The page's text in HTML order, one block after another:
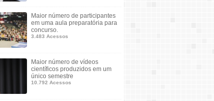
Maior número de participantes
em uma aula preparatória para
concurso.
3.483 Acessos
Maior número de vídeos
científicos produzidos em um
único semestre
10.792 Acessos